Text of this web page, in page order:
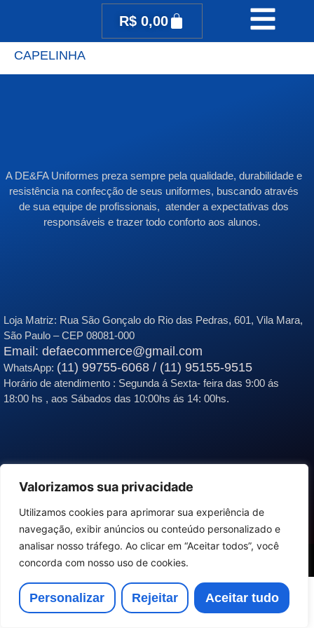
Valorizamos sua privacidade
Utilizamos cookies para aprimorar sua experiência de
navegação, exibir anúncios ou conteúdo personalizado e
analisar nosso tráfego. Ao clicar em “Aceitar todos”, você
concorda com nosso uso de cookies.
Personalizar Rejeitar Aceitar tudo
R$ 0,00
CAPELINHA
A DE&FA Uniformes preza sempre pela qualidade, durabilidade e
resistência na confecção de seus uniformes, buscando através
de sua equipe de profissionais, atender a expectativas dos
responsáveis e trazer todo conforto aos alunos.
Loja Matriz: Rua São Gonçalo do Rio das Pedras, 601, Vila Mara,
São Paulo – CEP 08081-000
Email: defaecommerce@gmail.com
WhatsApp: (11) 99755-6068 / (11) 95155-9515
Horário de atendimento : Segunda á Sexta- feira das 9:00 ás
18:00 hs , aos Sábados das 10:00hs ás 14: 00hs.
© Copyright DE&FA – Desenvolvido por IJ.Code